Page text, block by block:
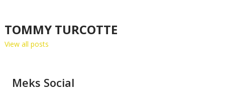
TOMMY TURCOTTE
View all posts
Meks Social